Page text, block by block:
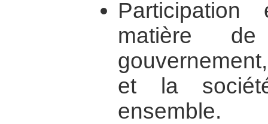
matière
et la
ensemble.